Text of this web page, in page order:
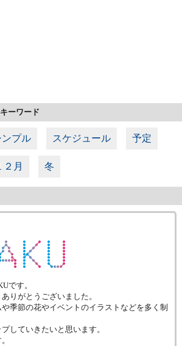
ーワード
ンプル スケジュール 予定
２月 冬
です。
りがとうございました。
季節の花やイベントのイラストなどを多く制
していきたいと思います。